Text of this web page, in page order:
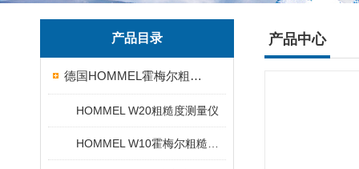
产品目录
德国HOMMEL霍梅尔粗糙度仪
HOMMEL W20粗糙度测量仪
产品中心